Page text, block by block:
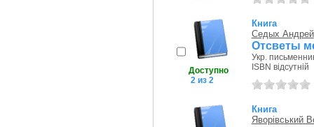
Доступно
2 из 2
Книга
Седых Андрей
Отсветы
Укр.
ISBN відсутній
Книга
Яворівський